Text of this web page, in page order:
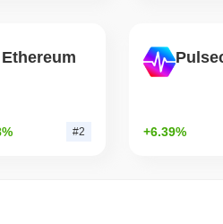
Ethereum
#2 +6.39%